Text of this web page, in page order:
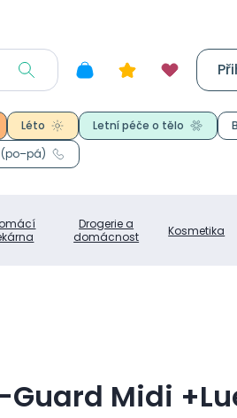
Drogerie a
domácnost
Kosmetika
Léto Letní péče o tělo
(po–pá)
Midi